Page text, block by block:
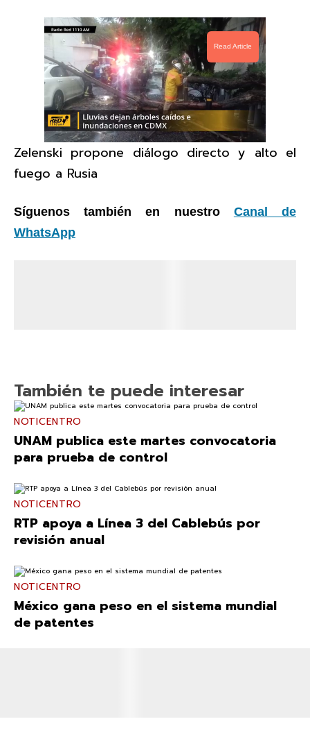
Read Article
Zelenski propone diálogo directo y alto el
fuego a Rusia
Síguenos también en nuestro Canal de
WhatsApp
También te puede interesar
NOTICENTRO
UNAM publica este martes convocatoria
para prueba de control
NOTICENTRO
RTP apoya a Línea 3 del Cablebús por
revisión anual
NOTICENTRO
México gana peso en el sistema mundial
de patentes